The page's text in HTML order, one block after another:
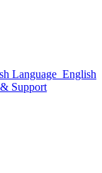
English
Support